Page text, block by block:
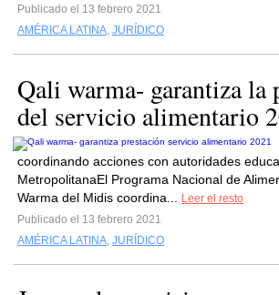
Publicado el 13 febrero 2021
AMÉRICA LATINA, JURÍDICO
Qali warma- garantiza la
del servicio alimentario
coordinando acciones con autoridades
MetropolitanaEl Programa Nacional de
Warma del Midis coordina...
Leer el resto
Publicado el 13 febrero 2021
AMÉRICA LATINA, JURÍDICO